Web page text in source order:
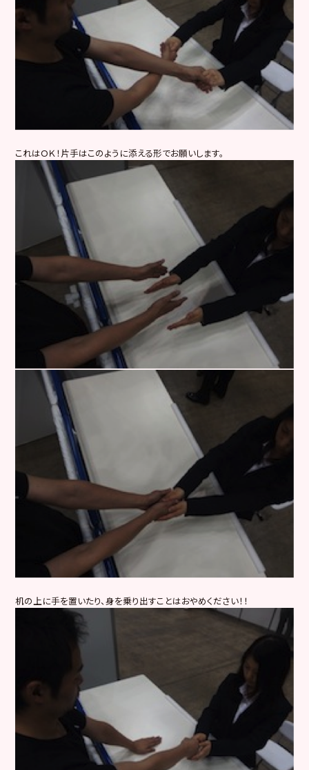
これはＯＫ！片手はこのように添える形でお願いします。
机の上に手を置いたり、身を乗り出すことはおやめください！！